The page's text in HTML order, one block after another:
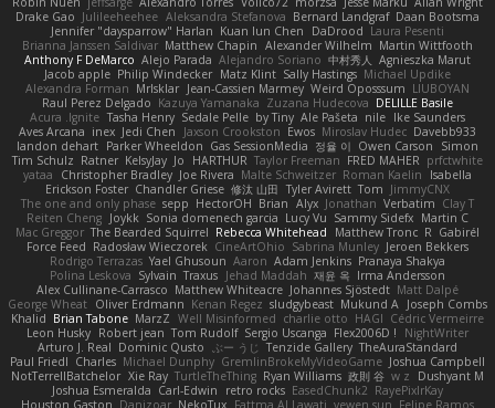
Drake Gao Julileeheehee Aleksandra Stefanova Bernard Landgraf Daan Bootsma
Jennifer "daysparrow" Harlan Kuan lun Chen DaDrood Laura Pesenti
Brianna Janssen Saldivar Matthew Chapin Alexander Wilhelm Martin Wittfooth
Anthony F DeMarco Alejo Parada Alejandro Soriano 中村秀人
Agnieszka Marut
Jacob apple Philip Windecker Matz Klint Sally Hastings Michael Updike
Alexandra Forman MrIsklar Jean-Cassien Marmey Weird Oposssum LIUBOYAN
Raul Perez Delgado Kazuya Yamanaka Zuzana Hudecova DELILLE Basile
Acura .Ignite Tasha Henry Sedale Pelle by Tiny Ale Pašeta nile Ike Saunders
Aves Arcana inex Jedi Chen Jaxson Crookston Ewos Miroslav Hudec Davebb933
landon dehart Parker Wheeldon Gas SessionMedia 정율 이 Owen Carson
Simon
Tim Schulz Ratner KelsyJay Jo HARTHUR Taylor Freeman FRED MAHER prfctwhite
yataa
Christopher Bradley Joe Rivera Malte Schweitzer Roman Kaelin
Isabella
Erickson Foster Chandler Griese 修汰 山田 Tyler Avirett Tom JimmyCNX
The one and only phase sepp HectorOH Brian Alyx Jonathan Verbatim Clay T
Reiten Cheng Joykk Sonia domenech garcia Lucy Vu Sammy Sidefx Martin C
Mac Greggor The Bearded Squirrel Rebecca Whitehead Matthew Tronc R Gabirél
Force Feed Radosław Wieczorek CineArtOhio Sabrina Munley Jeroen Bekkers
Rodrigo Terrazas Yael Ghusoun Aaron Adam Jenkins Pranaya Shakya
Polina Leskova Sylvain Traxus Jehad Maddah 재윤 옥 Irma Andersson
Alex Cullinane-Carrasco Matthew Whiteacre Johannes Sjöstedt Matt Dalpé
George Wheat Oliver Erdmann Kenan Regez sludgybeast Mukund A Joseph Combs
Khalid Brian Tabone MarzZ Well Misinformed charlie otto HAGI Cédric Vermeirre
Leon Husky Robert jean Tom Rudolf Sergio Uscanga Flex2006D !
NightWriter
Arturo J. Real Dominic Qusto ぶー うじ Tenzide Gallery TheAuraStandard
Paul Friedl Charles Michael Dunphy GremlinBrokeMyVideoGame Joshua Campbell
NotTerrellBatchelor Xie Ray TurtleTheThing Ryan Williams 政則 谷 w z
Dushyant M
Joshua Esmeralda Carl-Edwin retro rocks EasedChunk2 RayePixlrKay